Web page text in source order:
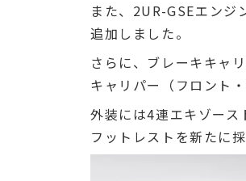
また、2UR-GSEエン
追加しました。
さらに、ブレーキキャ
キャリパー（フロント
外装には4連エキゾース
フットレストを新たに